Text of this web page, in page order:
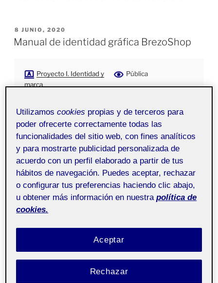
PUBLICADO
EL
8 JUNIO, 2020
Manual de identidad gráfica BrezoShop
Proyecto I. Identidad y
marca
Pública
Utilizamoscookies propias y de terceros para
poder ofrecerte correctamente todas las
funcionalidades del sitio web, con fines analíticos
y para mostrarte publicidad personalizada de
acuerdo con un perfil elaborado a partir de tus
hábitos de navegación. Puedes aceptar, rechazar
o configurar tus preferencias haciendo clic abajo,
u obtener más información en nuestra política de
cookies.
Rechazar
Aceptar